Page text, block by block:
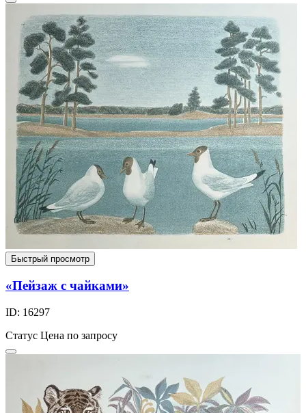
Быстрый просмотр
«Пейзаж с чайками»
ID: 16297
Статус Цена по запросу